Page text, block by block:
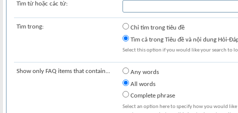
Tìm từ hoặc các từ:
Tìm trong:
Chỉ tìm trong tiêu đề
Tìm cả trong Tiêu đề và nội dung Hỏi-
Select this option if you would like your search to
Show only FAQ items that contain...
Any words
All words
Complete phrase
Select an option here to specify how you would